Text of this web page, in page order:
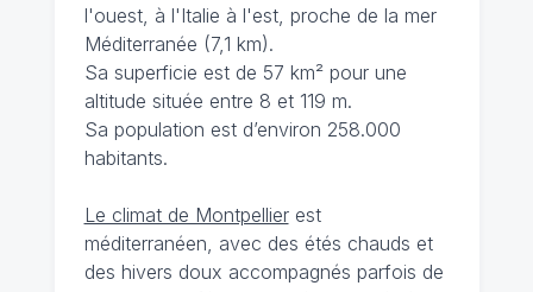
l'ouest, à l'Italie à l'est, proche de la mer
Méditerranée (7,1 km).
Sa superficie est de 57 km² pour une
altitude située entre 8 et 119 m.
Sa population est d’environ 258.000
habitants.
Le climat de Montpellierest
méditerranéen, avec des étés chauds et
des hivers doux accompagnés parfois de